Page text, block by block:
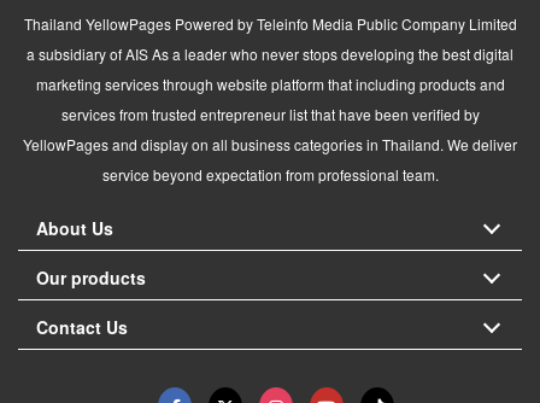
Thailand YellowPages Powered by Teleinfo Media Public Company Limited
a subsidiary of AIS As a leader who never stops developing the best digital
marketing services through website platform that including products and
services from trusted entrepreneur list that have been verified by
YellowPages and display on all business categories in Thailand. We deliver
service beyond expectation from professional team.
About Us
Our products
Contact Us